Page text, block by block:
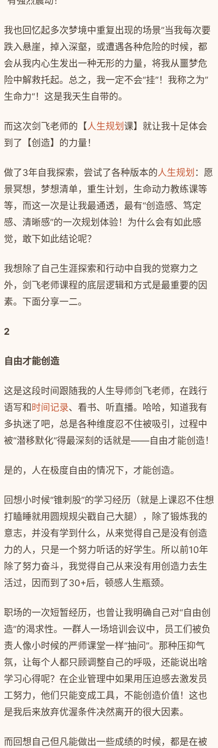
我也回忆起多次梦境中重复出现的场景”当我每次要
跌入悬崖，掉入深壑，或遭遇各种危险的时候，都
会从我内心生发出一种无形的力量，将我从噩梦危
险中解救托起。总之，我一定不会“挂”！我称之为”
生命力“！这是我天生自带的。
而这次剑飞老师的【人生规划 课】就让我十足体会
到了【创造】的力量！
做了3年自我探索，尝试了各种版本的人生规划 ：愿
景冥想，梦想清单，重生计划，生命动力教练课等
等，而这一次是让我最通透，最有“创造感、笃定
感、清晰感”的一次规划体验！为什么会有如此感
觉，敢下如此结论呢？
我想除了自己生涯探索和行动中自我的觉察力之
外，剑飞老师课程的底层逻辑和方式是最重要的因
素。下面分享一二。
2
自由才能创造
这是这段时间跟随我的人生导师剑飞老师，在践行
语写和时间记录、看书、听直播。哈哈，知道我有
多执迷了吧，总是各种维度忍不住被吸引，过程中
被“潜移默化“得最深刻的话就是——自由才能创造！
是的，人在极度自由的情况下，才能创造。
回想小时候“锥刺股”的学习经历（就是上课忍不住想
打瞌睡就用圆规规尖戳自己大腿），除了锻炼我的
意志，并没有学到什么，从来觉得自己是没有创造
力的人，只是一个努力听话的好学生。所以前10年
除了努力奋斗，我觉得自己从来没有用创造力去生
活过，因而到了30+后，顿感人生瓶颈。
职场的一次短暂经历，也曾让我明确自己对“自由创
造”的渴求性。一群人一场培训会议中，员工们被负
责人像小时候的严师课堂一样“抽问”。那种压抑气
氛，让每个人都只顾调整自己的呼吸，还能说出啥
学习心得呢？在企业管理中如果用压迫感去激发员
工努力，他们只能变成工具，不能创造价值！这也
是我后来放弃优渥条件决然离开的很大因素。
而回想自己但凡能做出一些成绩的时候，都是在被